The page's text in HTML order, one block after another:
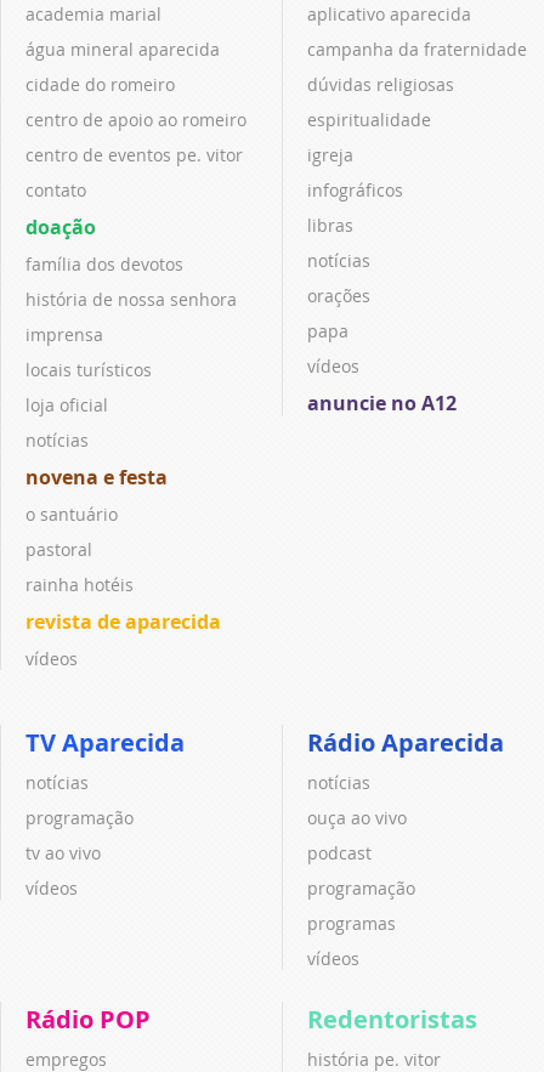
academia marial
água mineral aparecida
cidade do romeiro
centro de apoio ao romeiro
centro de eventos pe. vitor
contato
doação
família dos devotos
história de nossa senhora
imprensa
locais turísticos
loja oficial
notícias
novena e festa
o santuário
pastoral
rainha hotéis
revista de aparecida
vídeos
aplicativo aparecida
campanha da fraternidade
dúvidas religiosas
espiritualidade
igreja
infográficos
libras
notícias
orações
papa
vídeos
anuncie no A12
TV Aparecida
notícias
programação
tv ao vivo
vídeos
Rádio Aparecida
notícias
ouça ao vivo
podcast
programação
programas
vídeos
Rádio POP
empregos
Redentoristas
história pe. vitor